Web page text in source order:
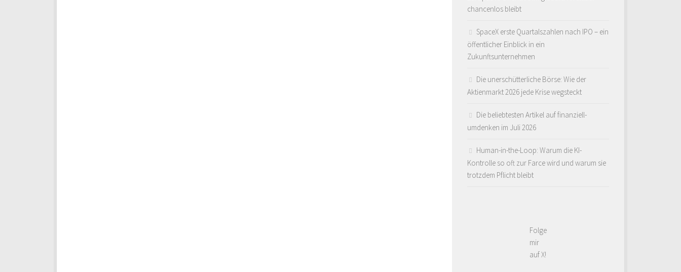
chancenlos bleibt
SpaceX erste Quartalszahlen nach IPO – ein
öffentlicher Einblick in ein
Zukunftsunternehmen
Die unerschütterliche Börse: Wie der
Aktienmarkt 2026 jede Krise wegsteckt
Die beliebtesten Artikel auf finanziell-
umdenken im Juli 2026
Human-in-the-Loop: Warum die KI-
Kontrolle so oft zur Farce wird und warum sie
trotzdem Pflicht bleibt
Folge
mir
auf X!